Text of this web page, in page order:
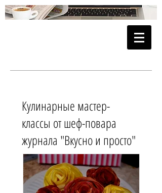
Кулинарные мастер-
классы от шеф-повара
журнала "Вкусно и просто"